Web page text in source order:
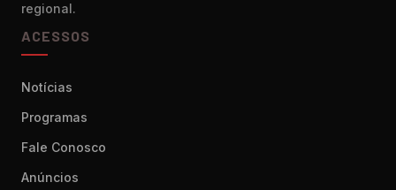
regional.
ACESSOS
Notícias
Programas
Fale Conosco
Anúncios